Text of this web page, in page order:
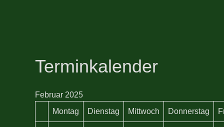
Terminkalender
Februar 2025
Montag
Dienstag Mittwoch Donnerstag